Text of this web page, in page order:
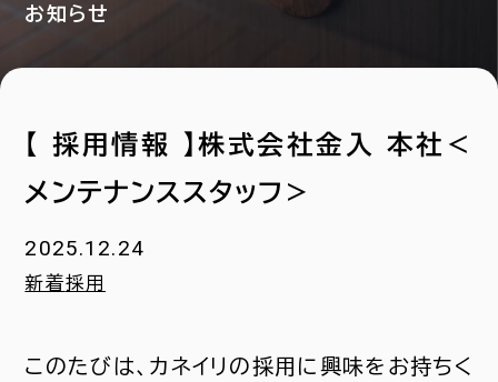
お知らせ
【 採用情報 】株式会社金入 本社＜
メンテナンススタッフ＞
2025.12.24
新着採用
このたびは、カネイリの採用に興味をお持ちく